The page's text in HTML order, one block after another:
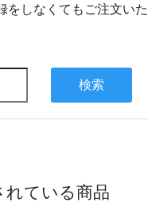
をしなくてもご注文いた
検索
れている商品